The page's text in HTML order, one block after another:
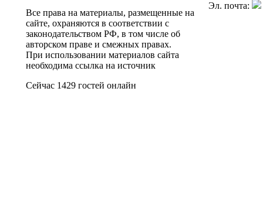
Все права на материалы, размещенные на
сайте, охраняются в соответствии с
законодательством РФ, в том числе об
авторском праве и смежных правах.
При использовании материалов сайта
необходима ссылка на источник
Сейчас 1429 гостей онлайн
Эл. почта: